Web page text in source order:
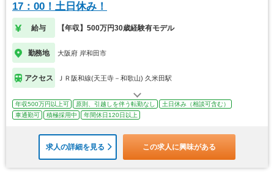
17：00！土日休み！
給与 【年収】500万円30歳経験有モデル
勤務地 大阪府 岸和田市
アクセス ＪＲ阪和線(天王寺－和歌山) 久米田駅
年収500万円以上可 原則、引越しを伴う転勤なし
土日休み（相談可含む）
車通勤可
積極採用中 年間休日120日以上
求人の詳細を見る この求人に興味がある